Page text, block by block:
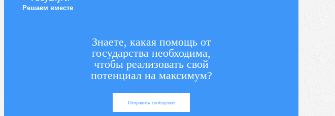
Решаем вместе
Знаете, какая помощь от
государства необходима,
чтобы реализовать свой
потенциал на максимум?
Отправить сообщение